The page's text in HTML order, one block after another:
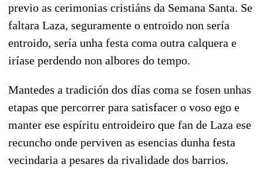
previo as cerimonias cristiáns da Semana Santa. Se
faltara Laza, seguramente o entroido non sería
entroido, sería unha festa coma outra calquera e
iríase perdendo non albores do tempo.
Mantedes a tradición dos días coma se fosen unhas
etapas que percorrer para satisfacer o voso ego e
manter ese espíritu entroideiro que fan de Laza ese
recuncho onde perviven as esencias dunha festa
vecindaria a pesares da rivalidade dos barrios.